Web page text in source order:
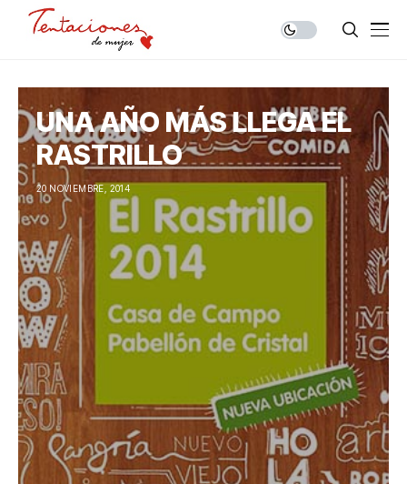
UNA AÑO MÁS LLEGA EL
RASTRILLO
20 NOVIEMBRE, 2014